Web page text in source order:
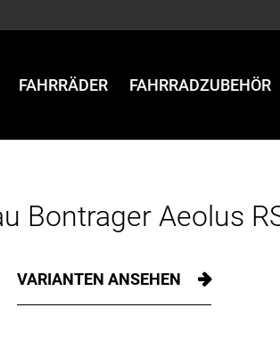
FAHRRÄDER FAHRRADZUBEHÖR
Bontrager Aeolus
VARIANTEN ANSEHEN